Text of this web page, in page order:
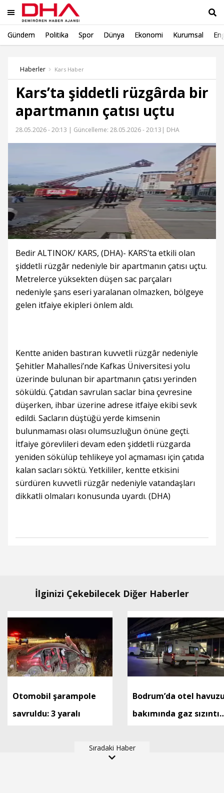
Gündem Politika Spor Dünya Ekonomi Kurumsal
Haberler Kars Haber
Kars’ta şiddetli rüzgârda bir
apartmanın çatısı uçtu
28.05.2026 - 20:13 | Güncelleme: 28.05.2026 - 20:13 | DHA
Bedir ALTINOK/ KARS, (DHA)- KARS’ta etkili olan
şiddetli rüzgâr nedeniyle bir apartmanın çatısı uçtu.
Metrelerce yüksekten düşen sac parçaları
nedeniyle şans eseri yaralanan olmazken, bölgeye
gelen itfaiye ekipleri önlem aldı.
Kentte aniden bastıran kuvvetli rüzgâr nedeniyle
Şehitler Mahallesi’nde Kafkas Üniversitesi yolu
üzerinde bulunan bir apartmanın çatısı yerinden
söküldü. Çatıdan savrulan saclar bina çevresine
düşerken, ihbar üzerine adrese itfaiye ekibi sevk
edildi. Sacların düştüğü yerde kimsenin
bulunmaması olası olumsuzluğun önüne geçti.
İtfaiye görevlileri devam eden şiddetli rüzgarda
yeniden sökülüp tehlikeye yol açmaması için çatıda
kalan sacları söktü. Yetkililer, kentte etkisini
sürdüren kuvvetli rüzgâr nedeniyle vatandaşları
dikkatli olmaları konusunda uyardı. (DHA)
İlginizi Çekebilecek Diğer Haberler
Otomobil şarampole
savruldu: 3 yaralı
Bodrum’da otel
bakımında gaz
hastaneye kaldırıldı
Sıradaki Haber